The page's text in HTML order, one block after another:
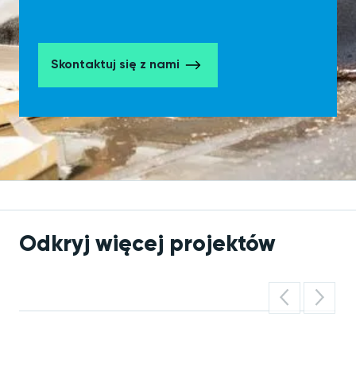
Skontaktuj się z nami
Odkryj więcej projektów